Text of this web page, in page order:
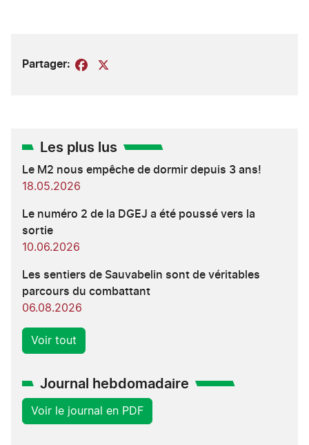
Partager: Facebook
Les plus lus
Le M2 nous empêche de dormir depuis 3 ans!
18.05.2026
Le numéro 2 de la DGEJ a été poussé vers la
sortie
10.06.2026
Les sentiers de Sauvabelin sont de véritables
parcours du combattant
06.08.2026
Voir tout
Journal hebdomadaire
Voir le journal en PDF